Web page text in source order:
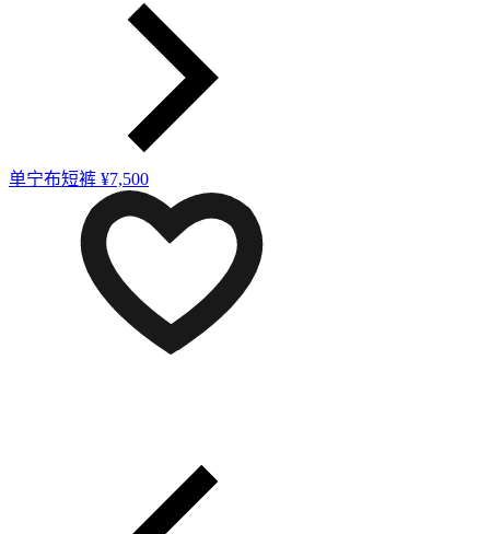
单宁布短裤 ¥7,500